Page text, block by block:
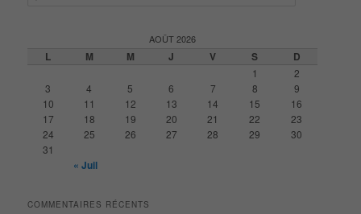
AOÛT 2026
L M M J V S D
1
2
3
4 5 6 7 8
9
10
11 12 13 14 15
16
17
18 19 20 21 22
23
24
25 26 27 28 29
30
31
« Juil
COMMENTAIRES RÉCENTS